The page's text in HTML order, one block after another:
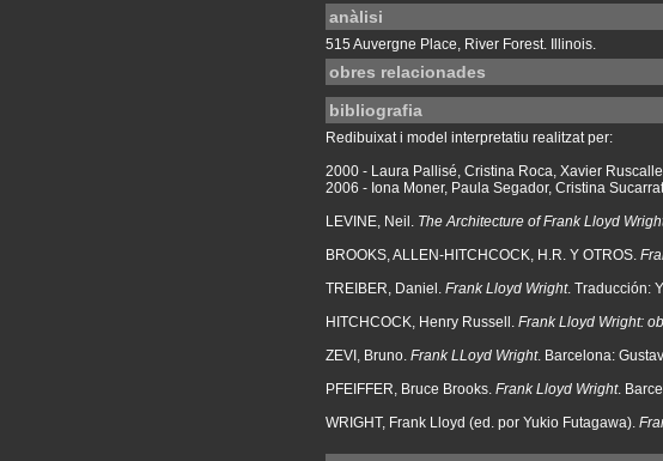
anàlisi
515 Auvergne Place, River Forest. Illinois.
obres relacionades
bibliografia
Redibuixat i model interpretatiu realitzat per:
2000 - Laura Pallisé, Cristina Roca, Xavier
2006 - Iona Moner, Paula Segador, Cristina Sucarrat
LEVINE, Neil. The Architecture of Frank Lloyd
BROOKS, ALLEN-HITCHCOCK, H.R. Y OTROS.
TREIBER, Daniel. Frank Lloyd Wright. Traducción:
HITCHCOCK, Henry Russell. Frank Lloyd Wright:
ZEVI, Bruno. Frank LLoyd Wright. Barcelona:
PFEIFFER, Bruce Brooks. Frank Lloyd Wright.
WRIGHT, Frank Lloyd (ed. por Yukio Futagawa).